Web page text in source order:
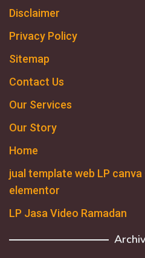
Disclaimer
Privacy Policy
Sitemap
Contact Us
Our Services
Our Story
Home
jual template web LP
elementor
LP Jasa Video Ramadan